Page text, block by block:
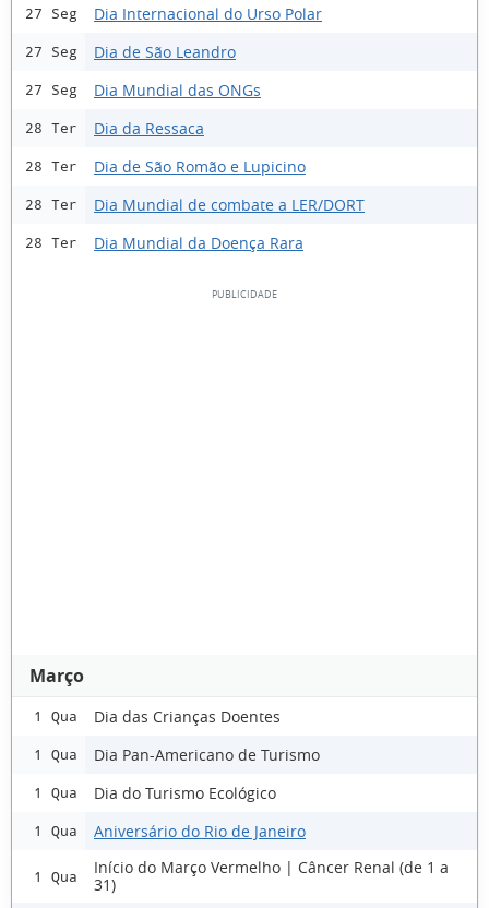
27 Seg Dia Internacional do Urso Polar
27 Seg Dia de São Leandro
27 Seg Dia Mundial das ONGs
28 Ter Dia da Ressaca
28 Ter Dia de São Romão e Lupicino
28 Ter Dia Mundial de combate a LER/DORT
28 Ter Dia Mundial da Doença Rara
Março
1 Qua Dia das Crianças Doentes
1 Qua Dia Pan-Americano de Turismo
1 Qua Dia do Turismo Ecológico
1 Qua Aniversário do Rio de Janeiro
1 Qua
Início do Março Vermelho | Câncer Renal (de 1 a
31)